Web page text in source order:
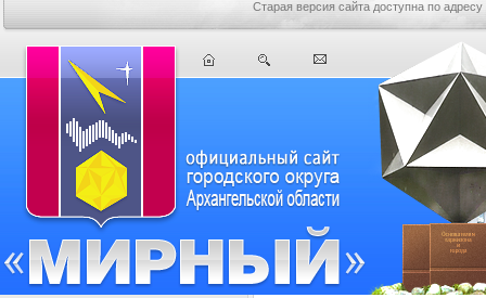
Старая версия сайта доступна по адресу